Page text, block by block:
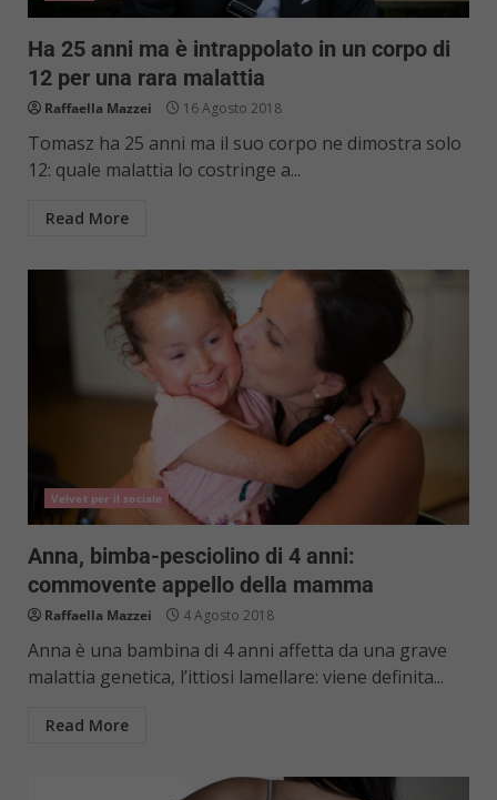
Ha 25 anni ma è intrappolato in un corpo di
12 per una rara malattia
Raffaella Mazzei 16 Agosto 2018
Tomasz ha 25 anni ma il suo corpo ne dimostra solo
12: quale malattia lo costringe a...
Read More
Velvet per il sociale
Anna, bimba-pesciolino di 4 anni:
commovente appello della mamma
Raffaella Mazzei 4 Agosto 2018
Anna è una bambina di 4 anni affetta da una grave
malattia genetica, l’ittiosi lamellare: viene definita...
Read More